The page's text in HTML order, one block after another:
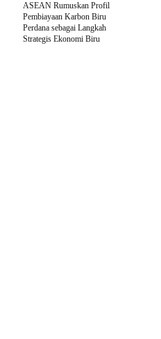
ASEAN Rumuskan Profil
Pembiayaan Karbon Biru
Perdana sebagai Langkah
Strategis Ekonomi Biru